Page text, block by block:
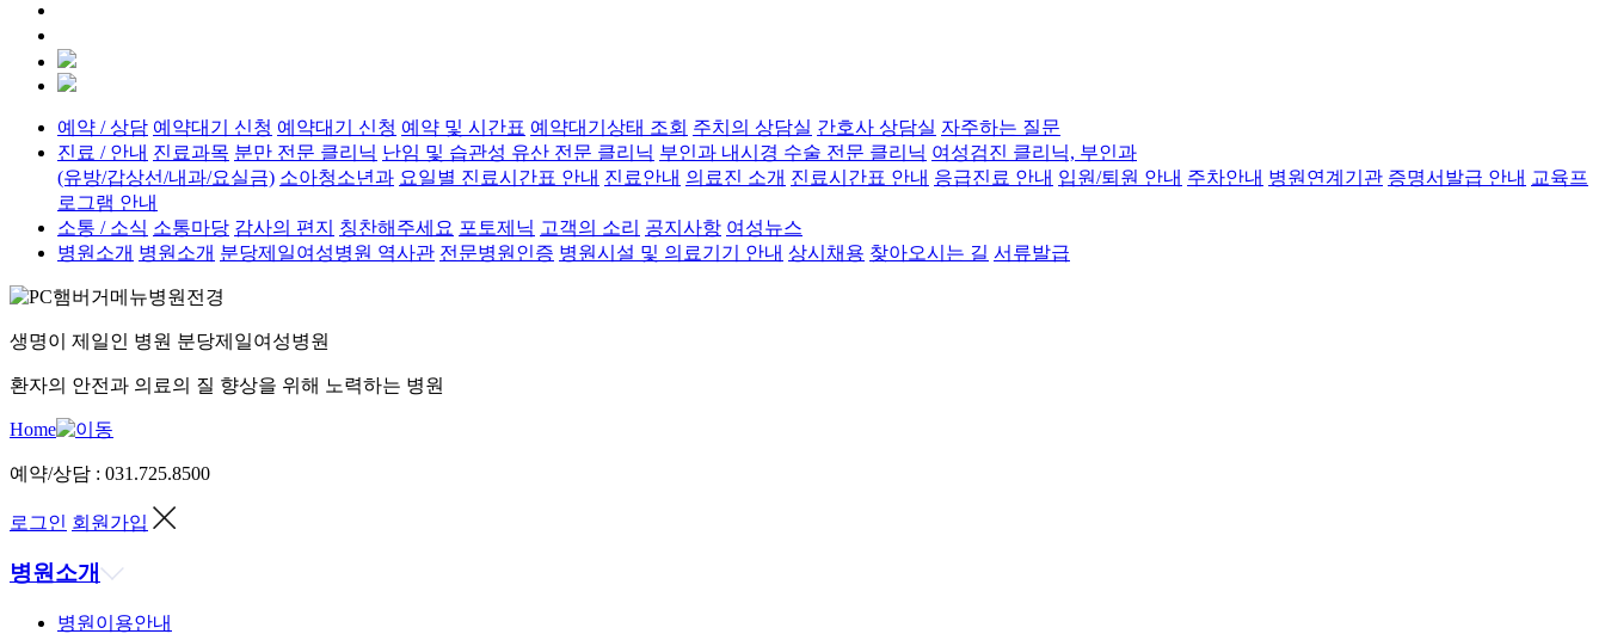
예약 / 상담 예약대기 신청 예약대기 신청 예약 및 시간표 예약대기상태 조회 주치의 상담실 간호사 상담실 자주하는 질문
진료 / 안내 진료과목 분만 전문 클리닉 난임 및 습관성 유산 전문 클리닉 부인과 내시경 수술 전문 클리닉 여성검진 클리닉, 부인과
(유방/갑상선/내과/요실금) 소아청소년과 요일별 진료시간표 안내 진료안내 의료진 소개 진료시간표 안내 응급진료 안내 입원/퇴원 안내 주차안내 병원연계기관 증명서발급 안내 교육프
로그램 안내
소통 / 소식 소통마당 감사의 편지 칭찬해주세요 포토제닉 고객의 소리 공지사항 여성뉴스
병원소개 병원소개 분당제일여성병원 역사관 전문병원인증 병원시설 및 의료기기 안내 상시채용 찾아오시는 길 서류발급
생명이 제일인 병원 분당제일여성병원
환자의 안전과 의료의 질 향상을 위해 노력하는 병원
Home
예약/상담 : 031.725.8500
로그인 회원가입
병원소개
병원이용안내